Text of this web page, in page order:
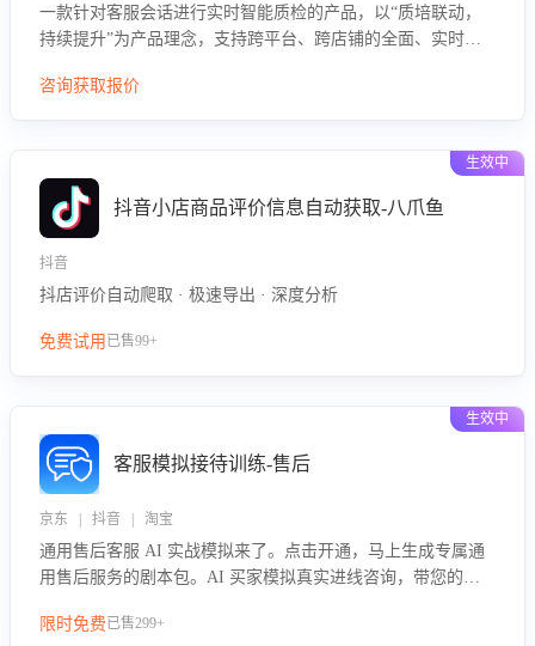
一款针对客服会话进行实时智能质检的产品，以“质培联动，
持续提升”为产品理念，支持跨平台、跨店铺的全面、实时、
队的销服能力。
咨询获取报价
生效中
抖音小店商品评价信息自动获取-八爪鱼
抖音
抖店评价自动爬取 · 极速导出 · 深度分析
免费试用 已售99+
生效中
客服模拟接待训练-售后
京东 | 抖音 | 淘宝
通用售后客服 AI 实战模拟来了。点击开通，马上生成专属通
用售后服务的剧本包。AI 买家模拟真实进线咨询，带您的客
要点，轻松提升服务能力。
限时免费已售299+